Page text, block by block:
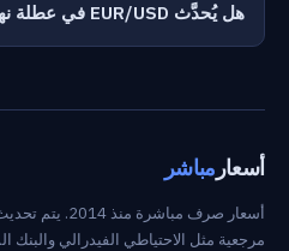
هل يُحدَّث EUR/USD في عطلة نهاية الأسبوع؟
أسعار مباشر
أسعار صرف
مرجعية مثل الاحتياطي الفيدرالي والبنك